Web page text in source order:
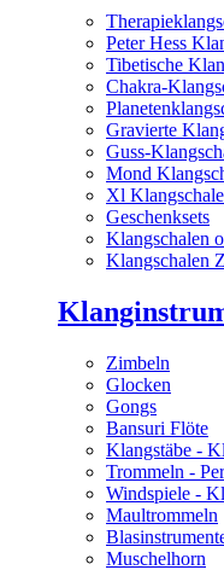
Peter Hess
Tibetische
Chakra-
Gravierte
Guss-
Mond
Xl
Geschenksets
Klangschalen
Klangschalen
Zimbeln
Glocken
Gongs
Bansuri Flöte
Klangstäbe -
Trommeln -
Windspiele -
Maultrommeln
Muschelhorn